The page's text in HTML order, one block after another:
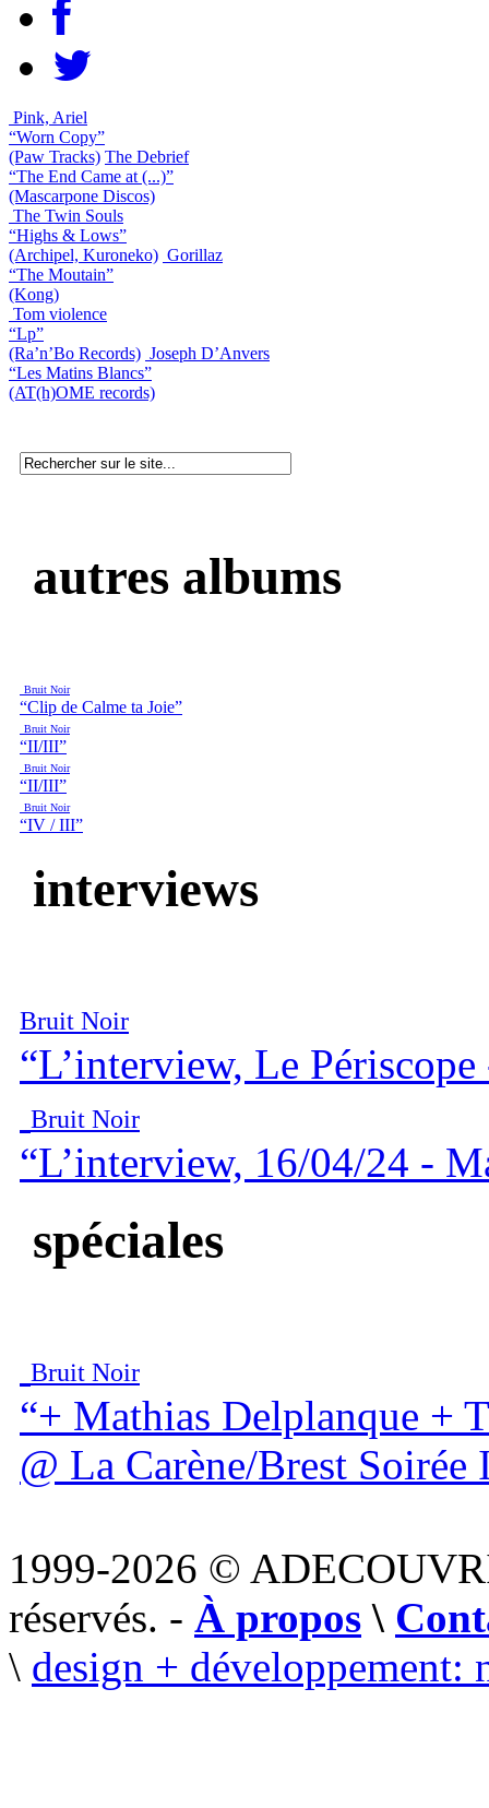
Pink, Ariel
“Worn Copy”
(Paw Tracks) The Debrief
“The End Came at (...)”
(Mascarpone Discos)
The Twin Souls
“Highs & Lows”
(Archipel, Kuroneko) Gorillaz
“The Moutain”
(Kong)
Tom violence
“Lp”
(Ra’n’Bo Records) Joseph D’Anvers
“Les Matins Blancs”
(AT(h)OME records)
autres albums
Bruit Noir
“Clip de Calme ta Joie”
Bruit Noir
“II/III”
Bruit Noir
“II/III”
Bruit Noir
“IV / III”
interviews
Bruit Noir
“L’interview, Le
Bruit Noir
“L’interview, 16/04/24 -
spéciales
Bruit Noir
“+ Mathias Delplanque +
@ La Carène/Brest
1999-2026 ©
réservés. - À propos \
\ design + développement: